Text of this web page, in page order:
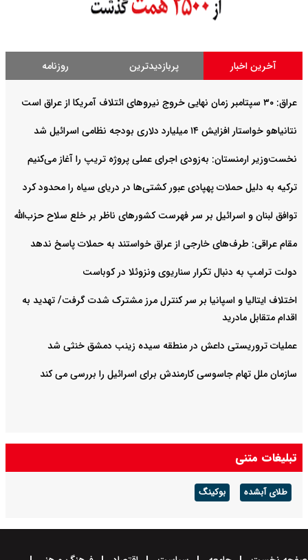
آخرین اخبار پربازدیدترین روزنامه
عراق: ۳۰ سپتامبر زمان نهایی خروج نیروهای ائتلاف آمریکا از عراق است
نتانیاهو خواستار افزایش ۱۴ میلیارد دلاری بودجه نظامی اسرائیل شد
نخست‌وزیر ارمنستان: به‌زودی اجرای عملی پروژه تریپ را آغاز می‌کنیم
ترکیه به دلیل حملات پهپادی عبور کشتی‌ها در دریای سیاه را محدود کرد
توافق لبنان و اسرائیل بر سر فهرست کشورهای ناظر بر خلع سلاح حزب‌الله
مقام عراقی: طرف‌های خارجی از عراق خواستند به حملات پاسخ ندهد
دولت ترامپ به دنبال تکرار سناریوی ونزوئلا در کوباست
اختلاف ایتالیا و اسپانیا بر سر کنترل‌ مرز مشترک شدت گرفت/ تهدید به
اقدام متقابل مادرید
عملیات تروریستی داعش در منطقه سیده زینب دمشق خنثی شد
سازمان ملل تهام جاسوسی کارمندش برای اسرائیل را بررسی می کند
تبلیغات متنی
طلای آبشده بوکینگ